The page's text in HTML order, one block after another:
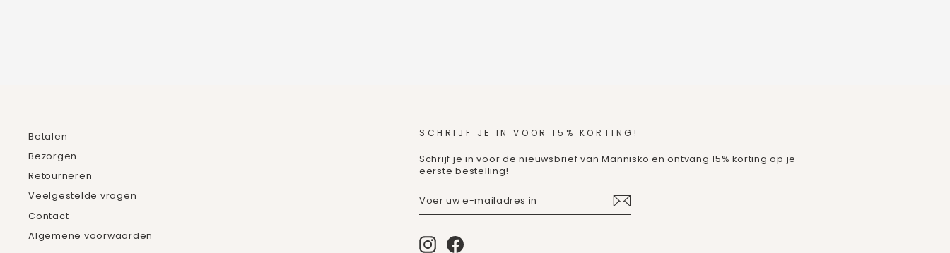
Betalen
Bezorgen
Retourneren
Veelgestelde vragen
Contact
Algemene voorwaarden
SCHRIJF JE IN VOOR 15% KORTING!
Schrijf je in voor de nieuwsbrief van Mannisko en ontvang 15% korting op je
eerste bestelling!
UW
InstagramFacebook